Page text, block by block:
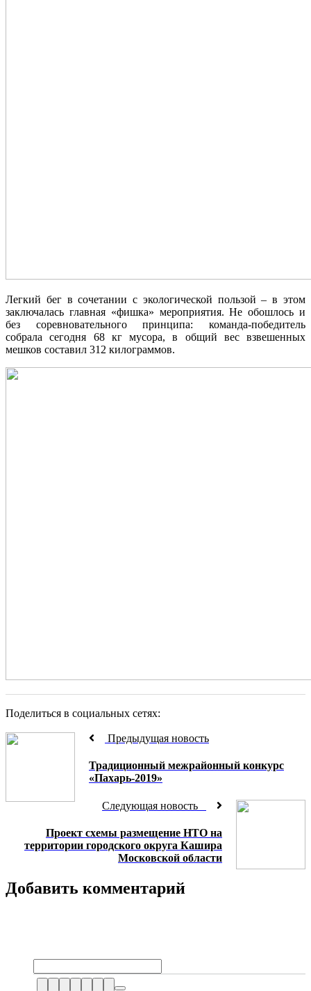
Легкий бег в сочетании с экологической пользой – в этом
заключалась главная «фишка» мероприятия. Не обошлось и
без соревновательного принципа: команда-победитель
собрала сегодня 68 кг мусора, в общий вес взвешенных
мешков составил 312 килограммов.
Поделиться в социальных сетях:
Предыдущая новость
Традиционный межрайонный конкурс
«Пахарь-2019»
Следующая новость
Проект схемы размещение НТО на
территории городского округа Кашира
Московской области
Добавить комментарий